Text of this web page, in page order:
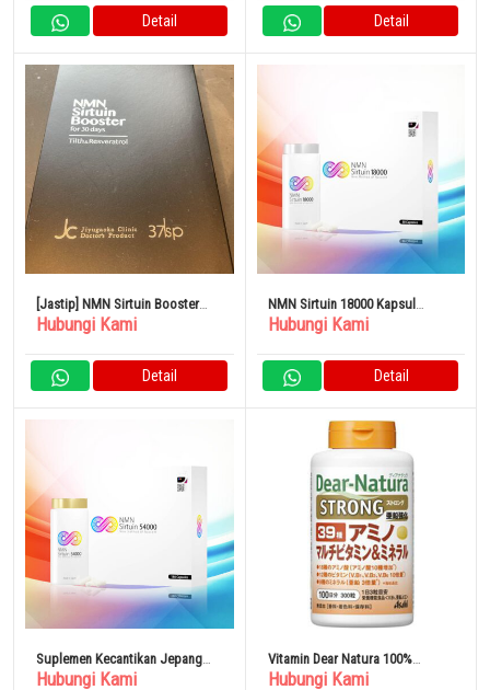
Detail Detail
[Jastip] NMN Sirtuin Booster
Supplement
Hubungi Kami
Detail
NMN Sirtuin 18000 Kapsul
Kecantikan Premium Jepang
Hubungi Kami
Detail
Suplemen Kecantikan Jepang
NMN Sirtuin 54000
Hubungi Kami
Vitamin Dear Natura 100%
Original Dari Jepang Asahi
Hubungi Kami